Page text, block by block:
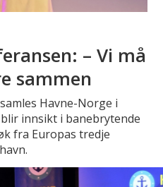
– Vi må
sammen
Havne-Norge i
innsikt i banebrytende
fra Europas tredje